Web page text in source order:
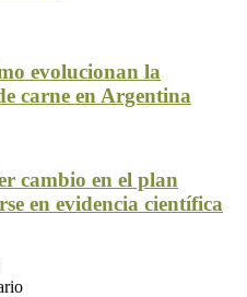
evolucionan la
carne en Argentina
cambio en el plan
en evidencia científica